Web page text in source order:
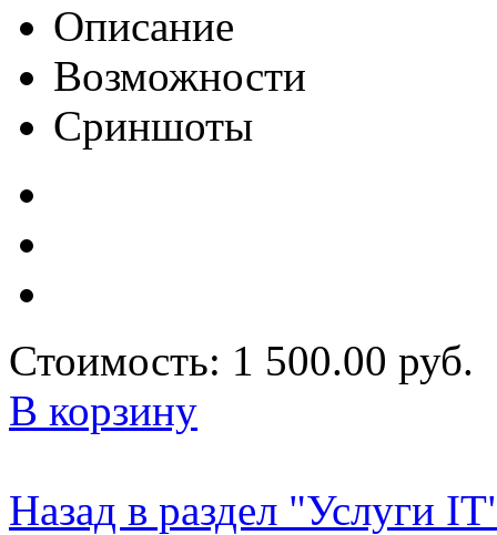
Описание
Возможности
Сриншоты
Стоимость: 1 500.00 руб.
В корзину
Назад в раздел "Услуги